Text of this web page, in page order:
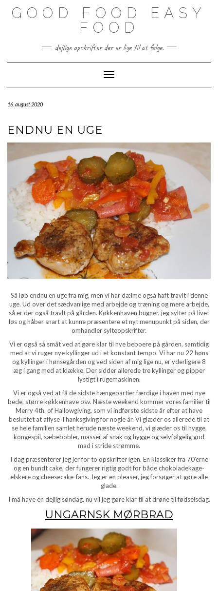
GOOD FOOD EASY
FOOD
dejlige opskrifter der er lige til at følge.
Toggle Navigation
16. august 2020
ENDNU EN UGE
Så løb endnu en uge fra mig, men vi har dælme også haft travlt i denne
uge. Ud over det sædvanlige med arbejde og træning og mere arbejde,
så er der også travlt på gården. Køkkenhaven bugner, jeg sylter på livet
løs og håber snart at kunne præsentere et nyt menupunkt på siden, der
omhandler sylteopskrifter.
Vi er også så småt ved at gøre klar til nye beboere på gården, samtidig
med at vi ruger nye kyllinger ud i et konstant tempo. Vi har nu 22 høns
og kyllinger i hønsegården og ved siden af mig lige nu, er yderligere 8
æg i gang med at klække. Der sidder allerede tre kyllinger og pipper
lystigt i rugemaskinen.
Vi er også ved at få de sidste hængepartier færdige i haven med nye
bede, større køkkenhave osv. Næste weekend kommer vores familier til
Merry 4th. of Hallowgiving, som vi indførste sidste år efter at have
besluttet at aflyse Thanksgiving for nogle år. Vi glæder os allerede til at
se hele familien samlet herude næste weekend, vi glæder os til hygge,
kongespil, sæbebobler, masser af snak og hygge og selvfølgelig god
mad i stride strømme.
I dag præsenterer jeg jer for to opskrifter igen. En klassiker fra 70’erne
og en bundt cake, der fungerer rigtig godt for både chokoladekage-
elskere og cheesecake-fans. Jeg er en pleaser, jeg forsøger at gøre alle
glade.
I må have en dejlig søndag, nu vil jeg gøre klar til at drøne til fødselsdag.
UNGARNSK MØRBRAD